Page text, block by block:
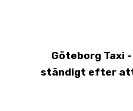
Göteborg Taxi
ständigt efter att